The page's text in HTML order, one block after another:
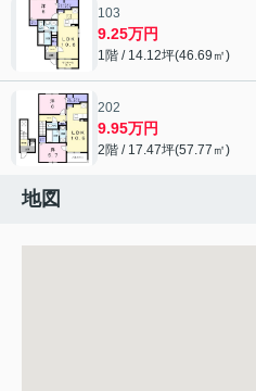
103
9.25万円
1階 / 14.12坪(46.69㎡)
202
9.95万円
2階 / 17.47坪(57.77㎡)
地図